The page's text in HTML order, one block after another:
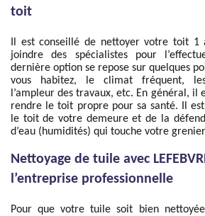
toit
Il est conseillé de nettoyer votre toit
joindre des spécialistes pour
dernière option se repose sur quelques
vous habitez, le climat fréquent,
l’ampleur des travaux, etc. En général, il
rendre le toit propre pour sa santé. Il
le toit de votre demeure et de la
d’eau (humidités) qui touche votre
Nettoyage de tuile avec
l’entreprise professionnelle
Pour que votre tuile soit bien